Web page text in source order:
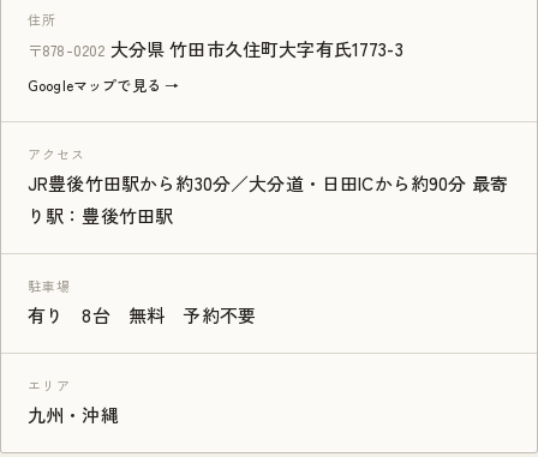
住所
〒878-0202 大分県 竹田市久住町大字有氏1773-3
Googleマップで見る →
アクセス
JR豊後竹田駅から約30分／大分道・日田ICから約90分 最寄
り駅：豊後竹田駅
駐車場
有り 8台 無料 予約不要
エリア
九州・沖縄